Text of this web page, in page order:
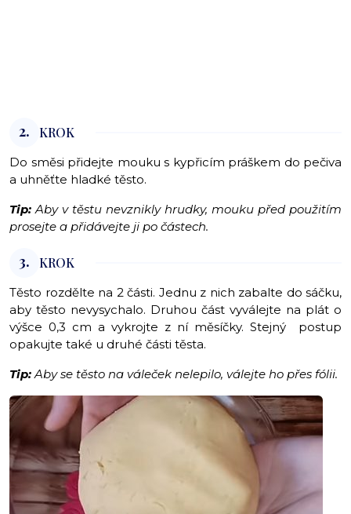
2. KROK
Do směsi přidejte mouku s kypřicím práškem do pečiva
a uhněťte hladké těsto.
Tip: Aby v těstu nevznikly hrudky, mouku před použitím
prosejte a přidávejte ji po částech.
3. KROK
Těsto rozdělte na 2 části. Jednu z nich zabalte do sáčku,
aby těsto nevysychalo. Druhou část vyválejte na plát o
výšce 0,3 cm a vykrojte z ní měsíčky. Stejný postup
opakujte také u druhé části těsta.
Tip:Aby se těsto na váleček nelepilo, válejte ho přes fólii.